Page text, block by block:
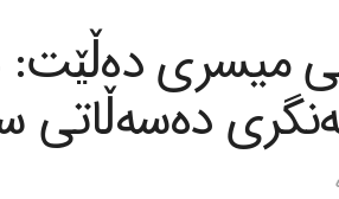
میسری ده‌ڵێت: